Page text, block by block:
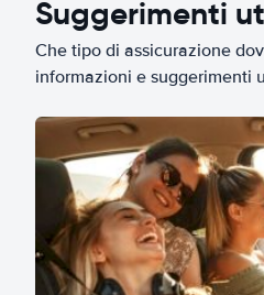
Suggerimenti
Che tipo di assicurazione
informazioni e suggerimenti